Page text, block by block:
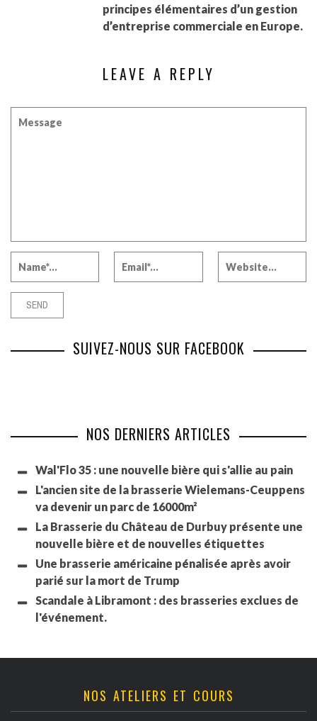
principes élémentaires d’un gestion
d’entreprise commerciale en Europe.
LEAVE A REPLY
SUIVEZ-NOUS SUR FACEBOOK
NOS DERNIERS ARTICLES
Wal'Flo 35 : une nouvelle bière qui s'allie au pain
L'ancien site de la brasserie Wielemans-Ceuppens
va devenir un parc de 16000m²
La Brasserie du Château de Durbuy présente une
nouvelle bière et de nouvelles étiquettes
Une brasserie américaine pénalisée après avoir
parié sur la mort de Trump
Scandale à Libramont : des brasseries exclues de
l'événement.
NOS ATELIERS ET COURS